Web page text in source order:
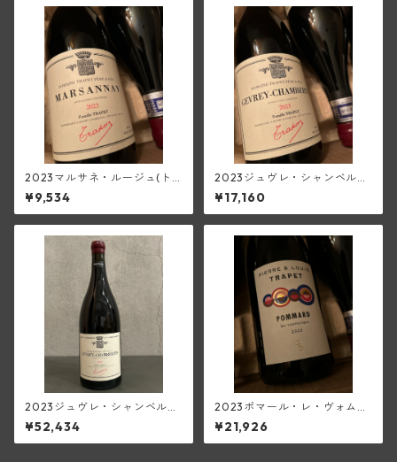
2023マルサネ・ルージュ(ト
ラペ)
¥9,534
2023ジュヴレ・シャンベルタ
ン(トラペ)
¥17,160
2023ジュヴレ・シャンベルタ
ン・オストレア(トラペ)【150
0ml/マグナム】
¥52,434
2023ポマール・レ・ヴォムリ
ヤン(ピエール・エ・ルイ・ト
ラペ)
¥21,926